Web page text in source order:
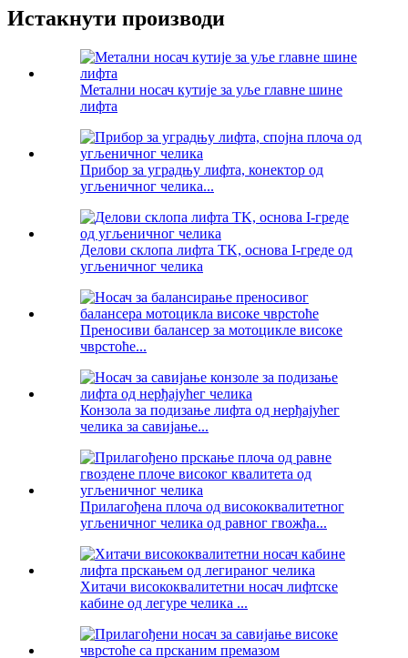
Истакнути производи
Метални носач кутије за уље главне шине
лифта
Прибор за уградњу лифта, конектор од
угљеничног челика...
Делови склопа лифта TK, основа I-греде од
угљеничног челика
Преносиви балансер за мотоцикле високе
чврстоће...
Конзола за подизање лифта од нерђајућег
челика за савијање...
Прилагођена плоча од висококвалитетног
угљеничног челика од равног гвожђа...
Хитачи висококвалитетни носач лифтске
кабине од легуре челика ...